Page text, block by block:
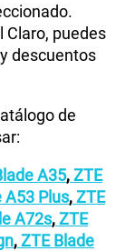
Claro, puedes
descuentos
de
A35,ZTE
A53 Plus,ZTE
A72s,ZTE
,ZTE Blade